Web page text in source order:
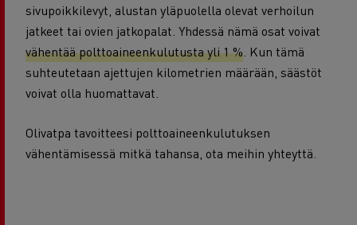
sivupoikkilevyt, alustan yläpuolella olevat verhoilun
jatkeet tai ovien jatkopalat. Yhdessä nämä osat voivat
vähentää polttoaineenkulutusta yli 1 % . Kun tämä
suhteutetaan ajettujen kilometrien määrään, säästöt
voivat olla huomattavat.
Olivatpa tavoitteesi polttoaineenkulutuksen
vähentämisessä mitkä tahansa, ota meihin yhteyttä.